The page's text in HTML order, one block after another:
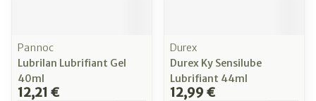
Pannoc
Lubrilan Lubrifiant Gel
40ml
12,21 €
Durex
Durex Ky Sensilube
Lubrifiant 44ml
12,99 €